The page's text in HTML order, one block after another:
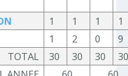
1 1 1
1
1 2 0
9
TOTAL
30 30 30
30